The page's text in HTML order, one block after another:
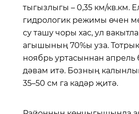
тыгызлыгы – 0,35 км/кв.км.
гидрологик режимы өчен
су ташу чоры хас, ул
агышының 70%ы уза.
ноябрь уртасыннан
дәвам итә. Бозның
35–50 см га кадәр җитә.